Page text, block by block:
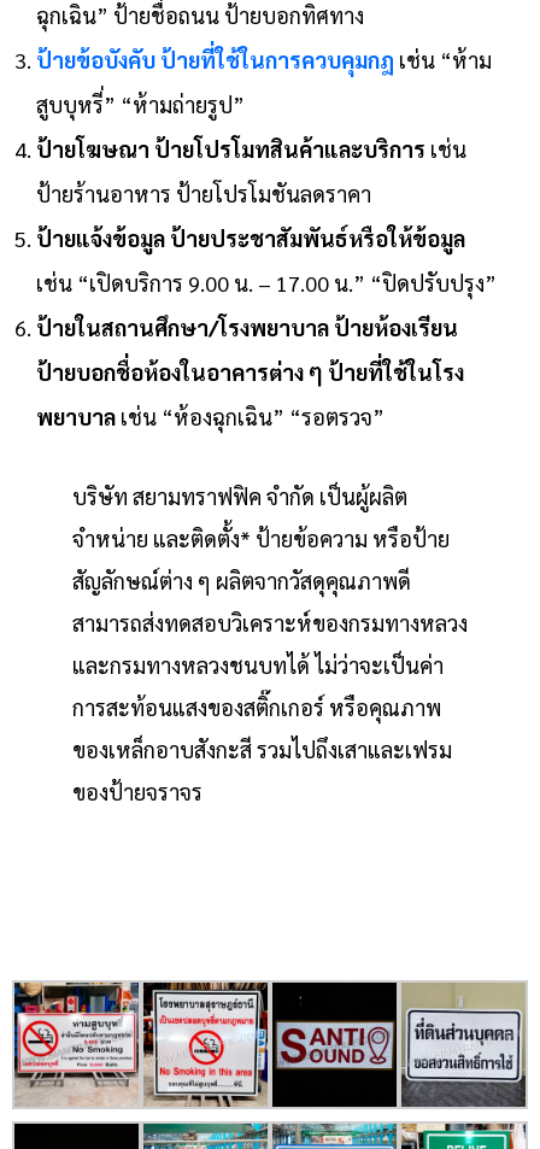
ฉุกเฉิน” ป้ายชื่อถนน ป้ายบอกทิศทาง
ป้ายข้อบังคับ ป้ายที่ใช้ในการควบคุมกฎ เช่น “ห้าม
สูบบุหรี่” “ห้ามถ่ายรูป”
ป้ายโฆษณา ป้ายโปรโมทสินค้าและบริการ เช่น
ป้ายร้านอาหาร ป้ายโปรโมชันลดราคา
ป้ายแจ้งข้อมูล ป้ายประชาสัมพันธ์หรือให้ข้อมูล
เช่น “เปิดบริการ 9.00 น. – 17.00 น.” “ปิดปรับปรุง”
ป้ายในสถานศึกษา/โรงพยาบาล ป้ายห้องเรียน
ป้ายบอกชื่อห้องในอาคารต่าง ๆ ป้ายที่ใช้ในโรง
พยาบาล เช่น “ห้องฉุกเฉิน” “รอตรวจ”
บริษัท สยามทราฟฟิค จำกัด เป็นผู้ผลิต
จำหน่าย และติดตั้ง* ป้ายข้อความ หรือป้าย
สัญลักษณ์ต่าง ๆ ผลิตจากวัสดุคุณภาพดี
สามารถส่งทดสอบวิเคราะห์ของกรมทางหลวง
และกรมทางหลวงชนบทได้ ไม่ว่าจะเป็นค่า
การสะท้อนแสงของสติ๊กเกอร์ หรือคุณภาพ
ของเหล็กอาบสังกะสี รวมไปถึงเสาและเฟรม
ของป้ายจราจร